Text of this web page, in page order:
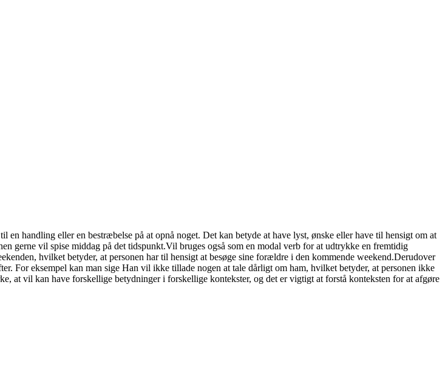
handling eller en bestræbelse på at opnå noget. Det kan betyde at have lyst, ønske eller have til hensigt om at
gerne vil spise middag på det tidspunkt.Vil bruges også som en modal verb for at udtrykke en fremtidig
hvilket betyder, at personen har til hensigt at besøge sine forældre i den kommende weekend.Derudover
For eksempel kan man sige Han vil ikke tillade nogen at tale dårligt om ham, hvilket betyder, at personen ikke
at vil kan have forskellige betydninger i forskellige kontekster, og det er vigtigt at forstå konteksten for at afgøre